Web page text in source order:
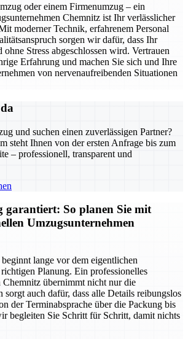
oder einem Firmenumzug – ein
Chemnitz ist Ihr verlässlicher
moderner Technik, erfahrenem Personal
sorgen wir dafür, dass Ihr
Stress abgeschlossen wird. Vertrauen
Erfahrung und machen Sie sich und Ihre
von nervenaufreibenden Situationen
und suchen einen zuverlässigen Partner?
steht Ihnen von der ersten Anfrage bis zum
– professionell, transparent und
garantiert: So planen Sie mit
Umzugsunternehmen
lange vor dem eigentlichen
Planung. Ein professionelles
Chemnitz übernimmt nicht nur die
sorgt auch dafür, dass alle Details reibungslos
der Terminabsprache über die Packung bis
begleiten Sie Schritt für Schritt, damit nichts